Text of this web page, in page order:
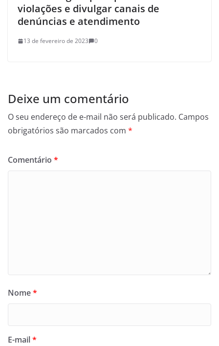
violações e divulgar canais de
denúncias e atendimento
13 de fevereiro de 2023 0
Deixe um comentário
O seu endereço de e-mail não será publicado. Campos
obrigatórios são marcados com *
Comentário *
Nome*
E-mail*